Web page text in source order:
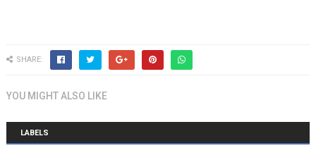
SHARE:
YOU MIGHT ALSO LIKE
LABELS